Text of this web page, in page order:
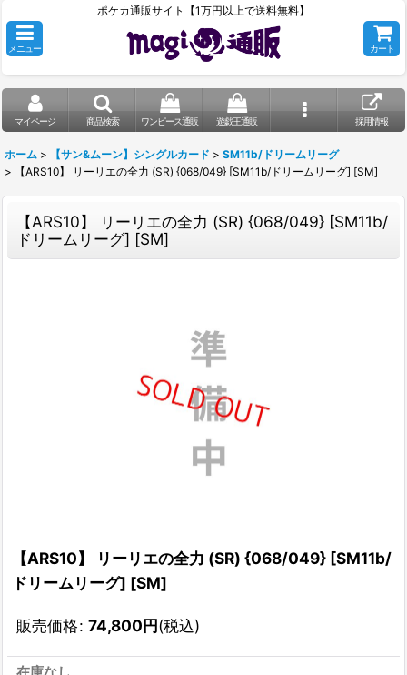
ポケカ通販サイト【1万円以上で送料無料】
メニュー カート
マイページ 商品検索 ワンピース通販 遊戯王通販 採用情報
ホーム > 【サン&ムーン】シングルカード > SM11b/ドリームリーグ
>
【ARS10】 リーリエの全力 (SR) {068/049} [SM11b/ドリームリーグ] [SM]
【ARS10】 リーリエの全力 (SR) {068/049} [SM11b/
ドリームリーグ] [SM]
【ARS10】 リーリエの全力 (SR) {068/049} [SM11b/
ドリームリーグ] [SM]
販売価格: 74,800円(税込)